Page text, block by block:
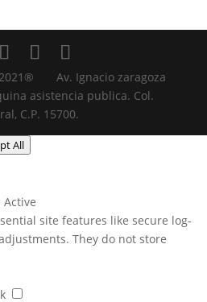
2021® Av. Ignacio zaragoza
asistencia publica. Col.
C.P. 15700.
All
Active
site features like secure log-
They do not store